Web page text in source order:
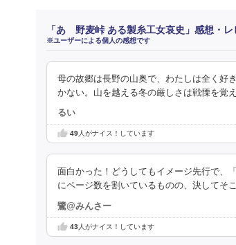
「あゝ野麦峠 ある製糸工女哀史」感想・
※ユーザーによる個人の感想です
母の故郷は長野の山奥で、わたしは全く好
かない。山を越える冬の厳しさは戦慄を覚
るい
49人がナイス！しています
面白かった！どうしてもイメージ先行で、
にページ数を割いているものの、決してそ
鷺@みんさー
43人がナイス！しています